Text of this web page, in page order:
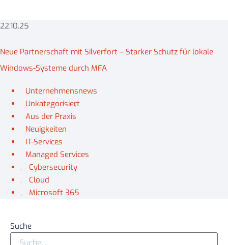
22.10.25
Neue Partnerschaft mit Silverfort – Starker Schutz für lokale
Windows-Systeme durch MFA
Unternehmensnews
,
Unkategorisiert
,
Aus der Praxis
,
Neuigkeiten
,
IT-Services
,
Managed Services
,
Cybersecurity
,
Cloud
,
Microsoft 365
Suche